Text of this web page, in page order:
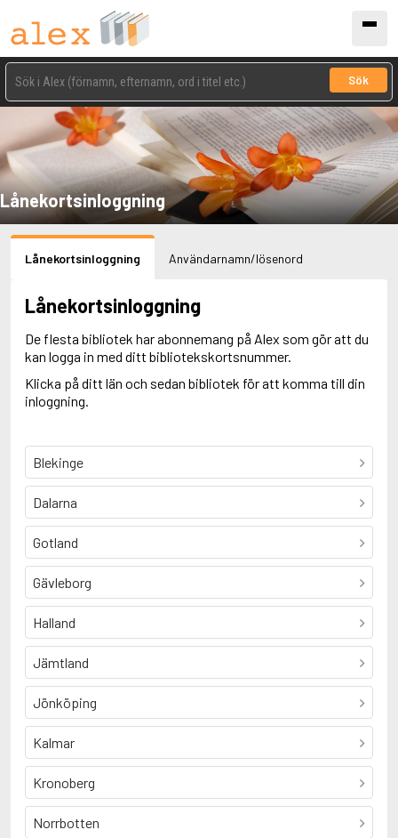
Sök
Lånekortsinloggning
Lånekortsinloggning Användarnamn/lösenord
Lånekortsinloggning
De flesta bibliotek har abonnemang på Alex som gör att du
kan logga in med ditt bibliotekskortsnummer.
Klicka på ditt län och sedan bibliotek för att komma till din
inloggning.
Blekinge
Dalarna
Gotland
Gävleborg
Halland
Jämtland
Jönköping
Kalmar
Kronoberg
Norrbotten